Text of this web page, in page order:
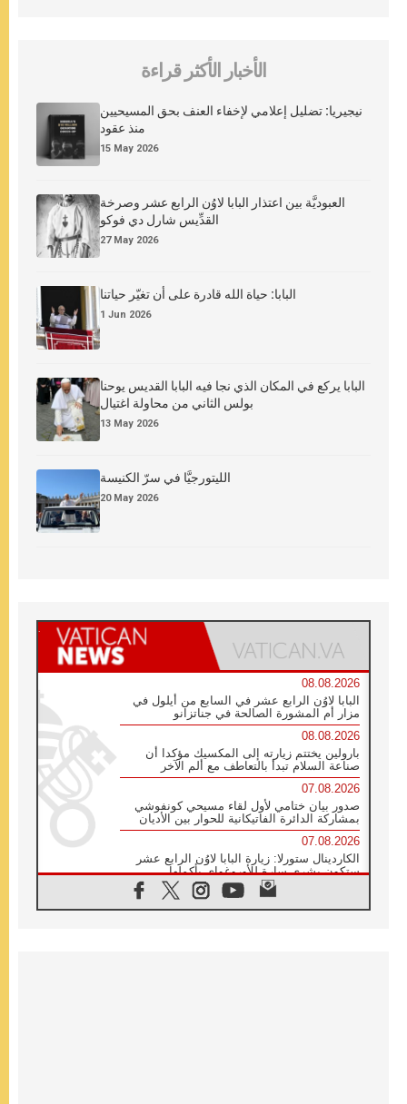
الأخبار الأكثر قراءة
نيجيريا: تضليل إعلامي لإخفاء العنف بحق المسيحيين
منذ عقود
15 May 2026
العبوديَّة بين اعتذار البابا لاوُن الرابع عشر وصرخة
القدِّيس شارل دي فوكو
27 May 2026
البابا: حياة الله قادرة على أن تغيّر حياتنا
1 Jun 2026
البابا يركع في المكان الذي نجا فيه البابا القديس يوحنا
بولس الثاني من محاولة اغتيال
13 May 2026
الليتورجيَّا في سرّ الكنيسة
20 May 2026
08.08.2026
البابا لاوُن الرابع عشر في السابع من أيلول في
مزار أم المشورة الصالحة في جناتزانو
08.08.2026
بارولين يختتم زيارته إلى المكسيك مؤكدا أن
صناعة السلام تبدأ بالتعاطف مع ألم الآخر
07.08.2026
صدور بيان ختامي لأول لقاء مسيحي كونفوشي
بمشاركة الدائرة الفاتيكانية للحوار بين الأديان
07.08.2026
الكاردينال ستورلا: زيارة البابا لاوُن الرابع عشر
ستكون بشرى سارة للأوروغواي بأكملها
الفاتيكان يعلن برنامج الزيارة الرسولية للبابا لاوُن